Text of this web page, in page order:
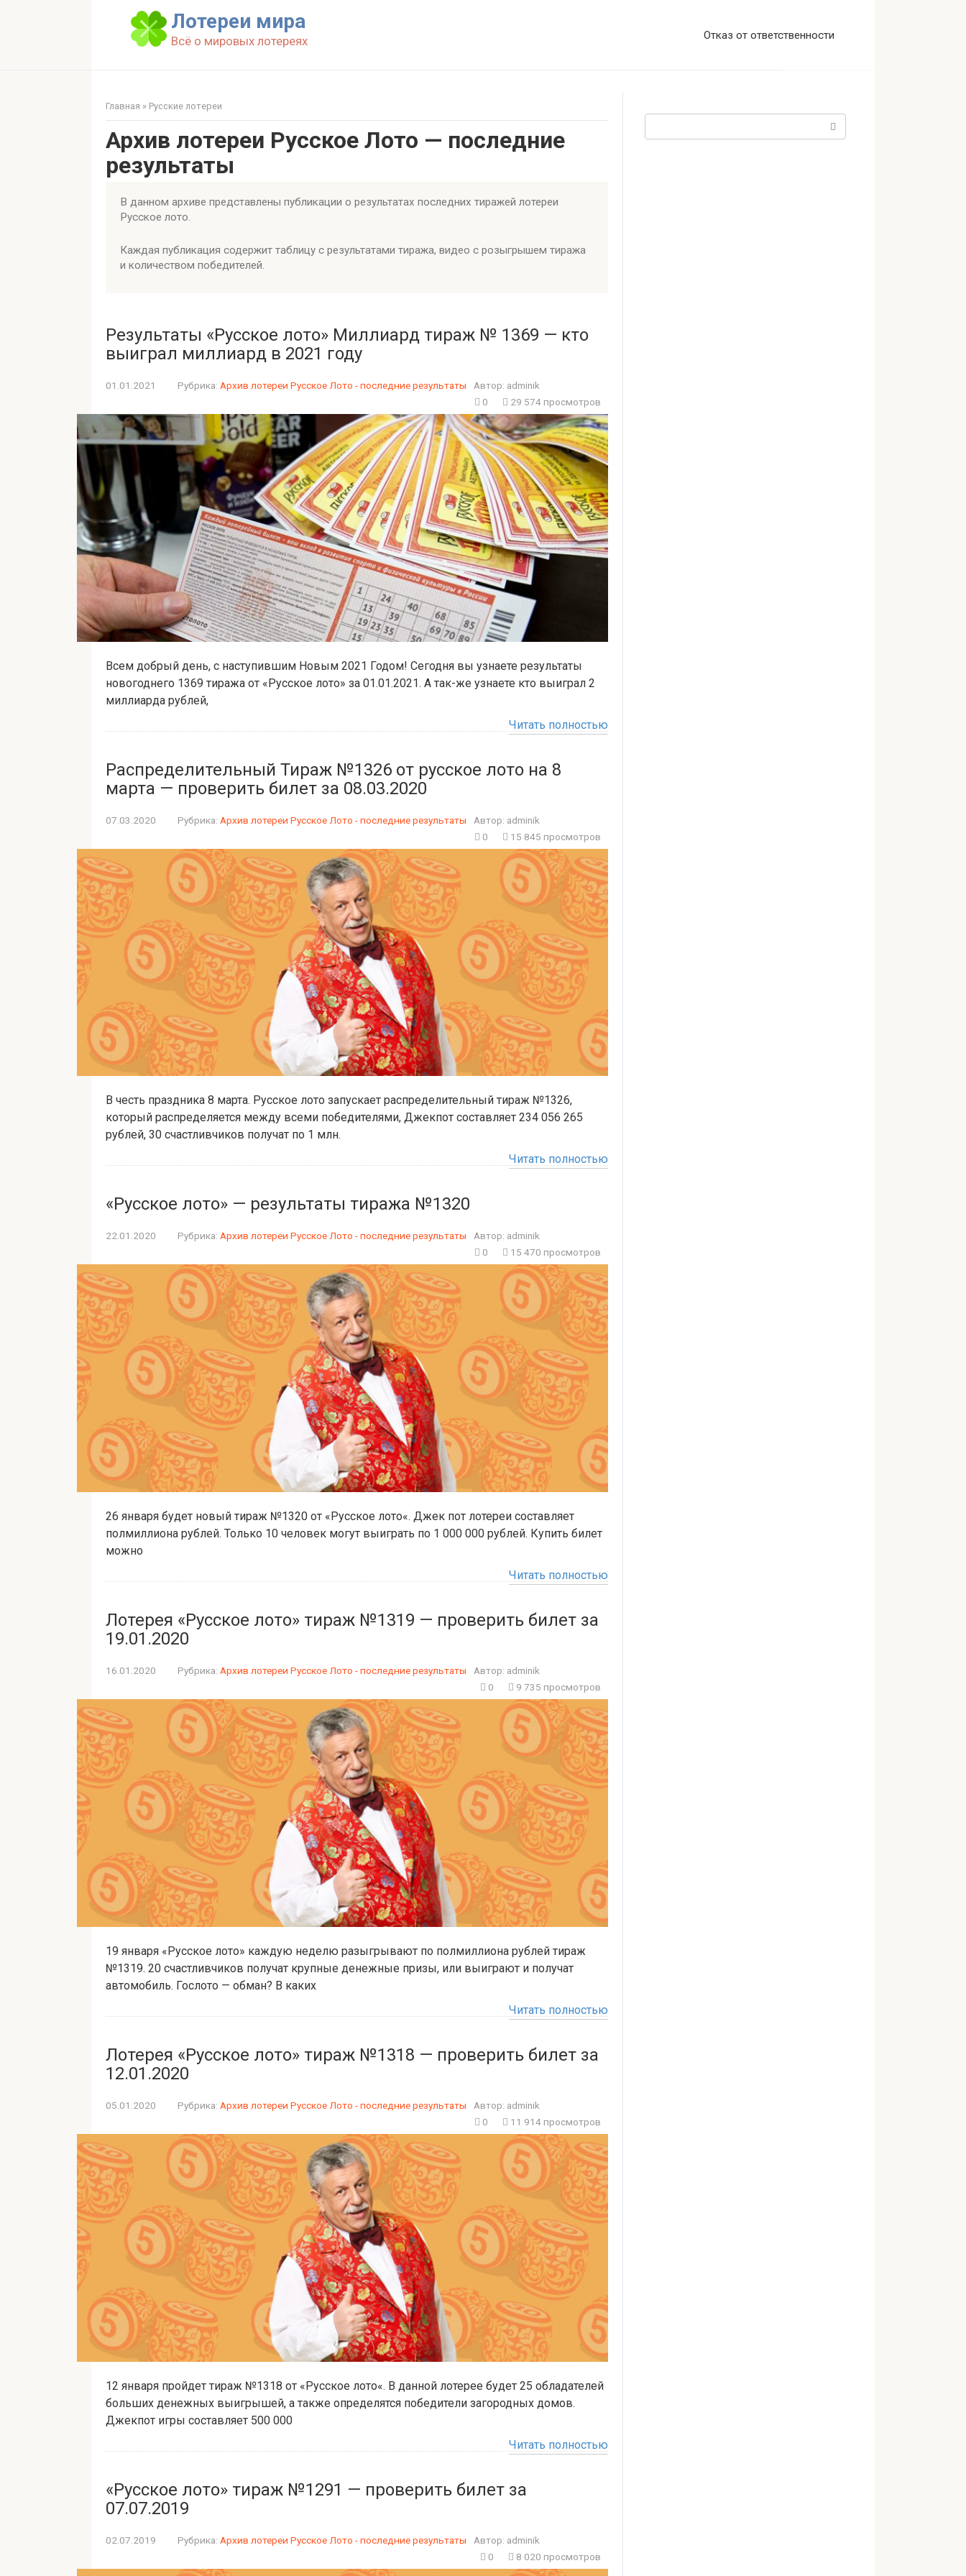
Лотереи мира
Всё о мировых лотереях Отказ от ответственности
Главная » Русские лотереи
Архив лотереи Русское Лото — последние
результаты
В данном архиве представлены публикации о результатах последних тиражей лотереи
Русское лото.
Каждая публикация содержит таблицу с результатами тиража, видео с розыгрышем тиража
и количеством победителей.
Результаты «Русское лото» Миллиард тираж № 1369 — кто
выиграл миллиард в 2021 году
01.01.2021 Рубрика: Архив лотереи Русское Лото - последние результаты Автор: adminik
0
29 574 просмотров
Всем добрый день, с наступившим Новым 2021 Годом! Сегодня вы узнаете результаты
новогоднего 1369 тиража от «Русское лото» за 01.01.2021. А так-же узнаете кто выиграл 2
миллиарда рублей,
Читать полностью
Распределительный Тираж №1326 от русское лото на 8
марта — проверить билет за 08.03.2020
07.03.2020 Рубрика: Архив лотереи Русское Лото - последние результаты Автор: adminik
0
15 845 просмотров
В честь праздника 8 марта. Русское лото запускает распределительный тираж №1326,
который распределяется между всеми победителями, Джекпот составляет 234 056 265
рублей, 30 счастливчиков получат по 1 млн.
Читать полностью
«Русское лото» — результаты тиража №1320
22.01.2020 Рубрика: Архив лотереи Русское Лото - последние результаты Автор: adminik
0
15 470 просмотров
26 января будет новый тираж №1320 от «Русское лото«. Джек пот лотереи составляет
полмиллиона рублей. Только 10 человек могут выиграть по 1 000 000 рублей. Купить билет
можно
Читать полностью
Лотерея «Русское лото» тираж №1319 — проверить билет за
19.01.2020
16.01.2020 Рубрика: Архив лотереи Русское Лото - последние результаты Автор: adminik
0
9 735 просмотров
19 января «Русское лото» каждую неделю разыгрывают по полмиллиона рублей тираж
№1319. 20 счастливчиков получат крупные денежные призы, или выиграют и получат
автомобиль. Гослото — обман? В каких
Читать полностью
Лотерея «Русское лото» тираж №1318 — проверить билет за
12.01.2020
05.01.2020 Рубрика: Архив лотереи Русское Лото - последние результаты Автор: adminik
0
11 914 просмотров
12 января пройдет тираж №1318 от «Русское лото«. В данной лотерее будет 25 обладателей
больших денежных выигрышей, а также определятся победители загородных домов.
Джекпот игры составляет 500 000
Читать полностью
«Русское лото» тираж №1291 — проверить билет за
07.07.2019
02.07.2019 Рубрика: Архив лотереи Русское Лото - последние результаты Автор: adminik
0
8 020 просмотров